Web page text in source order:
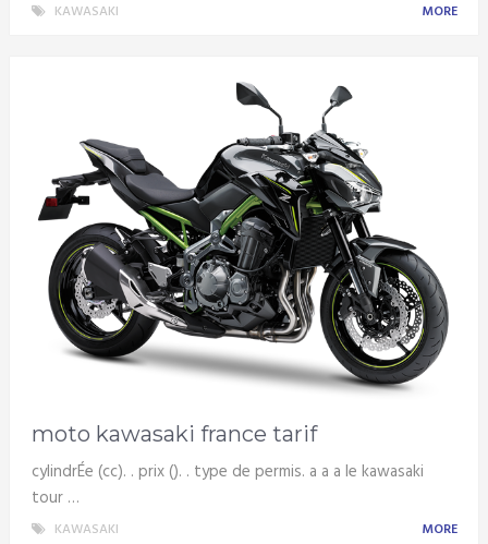
KAWASAKI MORE
moto kawasaki france tarif
cylindrÉe (cc). . prix (). . type de permis. a a a le kawasaki
tour …
KAWASAKI MORE